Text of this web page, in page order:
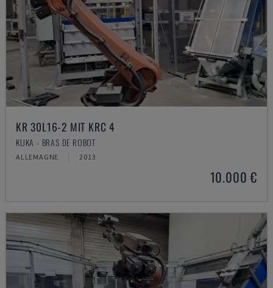
KR 30L16-2 MIT KRC 4
KUKA - BRAS DE ROBOT
ALLEMAGNE 2013
10.000 €